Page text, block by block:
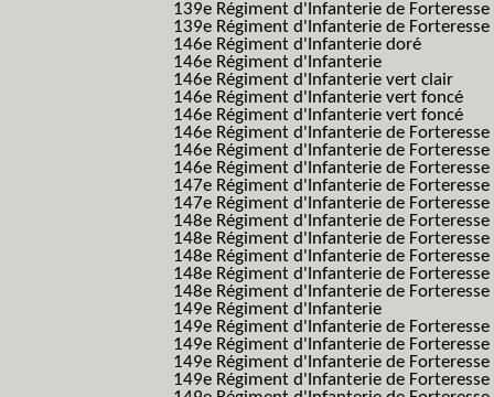
139e Régiment d'Infanterie de
139e Régiment d'Infanterie de
146e Régiment d'Infanterie doré
146e Régiment d'Infanterie
146e Régiment d'Infanterie vert clair
146e Régiment d'Infanterie vert foncé
146e Régiment d'Infanterie vert foncé
146e Régiment d'Infanterie de
146e Régiment d'Infanterie de
146e Régiment d'Infanterie de
147e Régiment d'Infanterie de Forteresse
147e Régiment d'Infanterie de Forteresse
148e Régiment d'Infanterie de Forteresse
148e Régiment d'Infanterie de Forteresse
148e Régiment d'Infanterie de Forteresse
148e Régiment d'Infanterie de Forteresse
148e Régiment d'Infanterie de Forteresse
149e Régiment d'Infanterie
149e Régiment d'Infanterie de
149e Régiment d'Infanterie de
149e Régiment d'Infanterie de
149e Régiment d'Infanterie de